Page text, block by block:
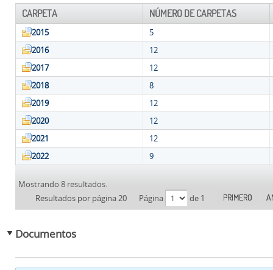
CARPETA NÚMERO DE CARPETAS
2015
5
2016
12
2017
12
2018
8
2019
12
2020
12
2021
12
2022
9
Mostrando 8 resultados.
Resultados por página 20
Página de 1 PRIMERO
Documentos